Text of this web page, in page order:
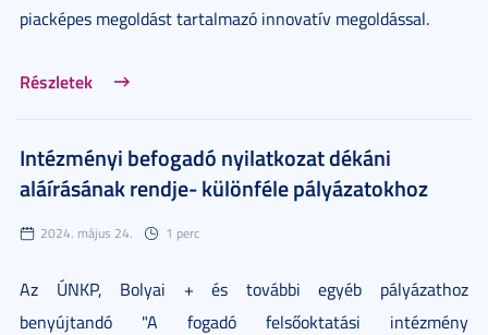
piacképes megoldást tartalmazó innovatív megoldással.
Részletek
Intézményi befogadó nyilatkozat dékáni
aláírásának rendje- különféle pályázatokhoz
2024. május 24. 1 perc
Az ÚNKP, Bolyai + és további egyéb pályázathoz
benyújtandó "A fogadó felsőoktatási intézmény